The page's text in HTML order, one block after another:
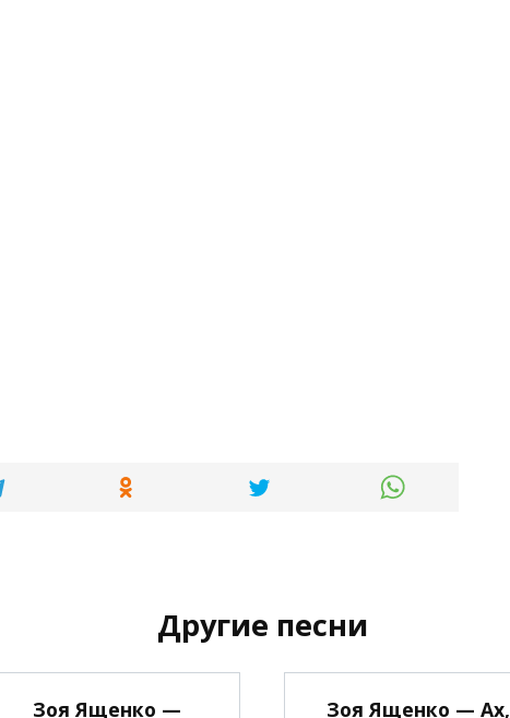
Другие песни
Зоя Ященко — Зоя Ященко — Ах,